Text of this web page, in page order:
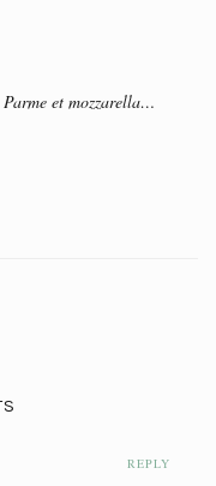
et mozzarella…
REPLY